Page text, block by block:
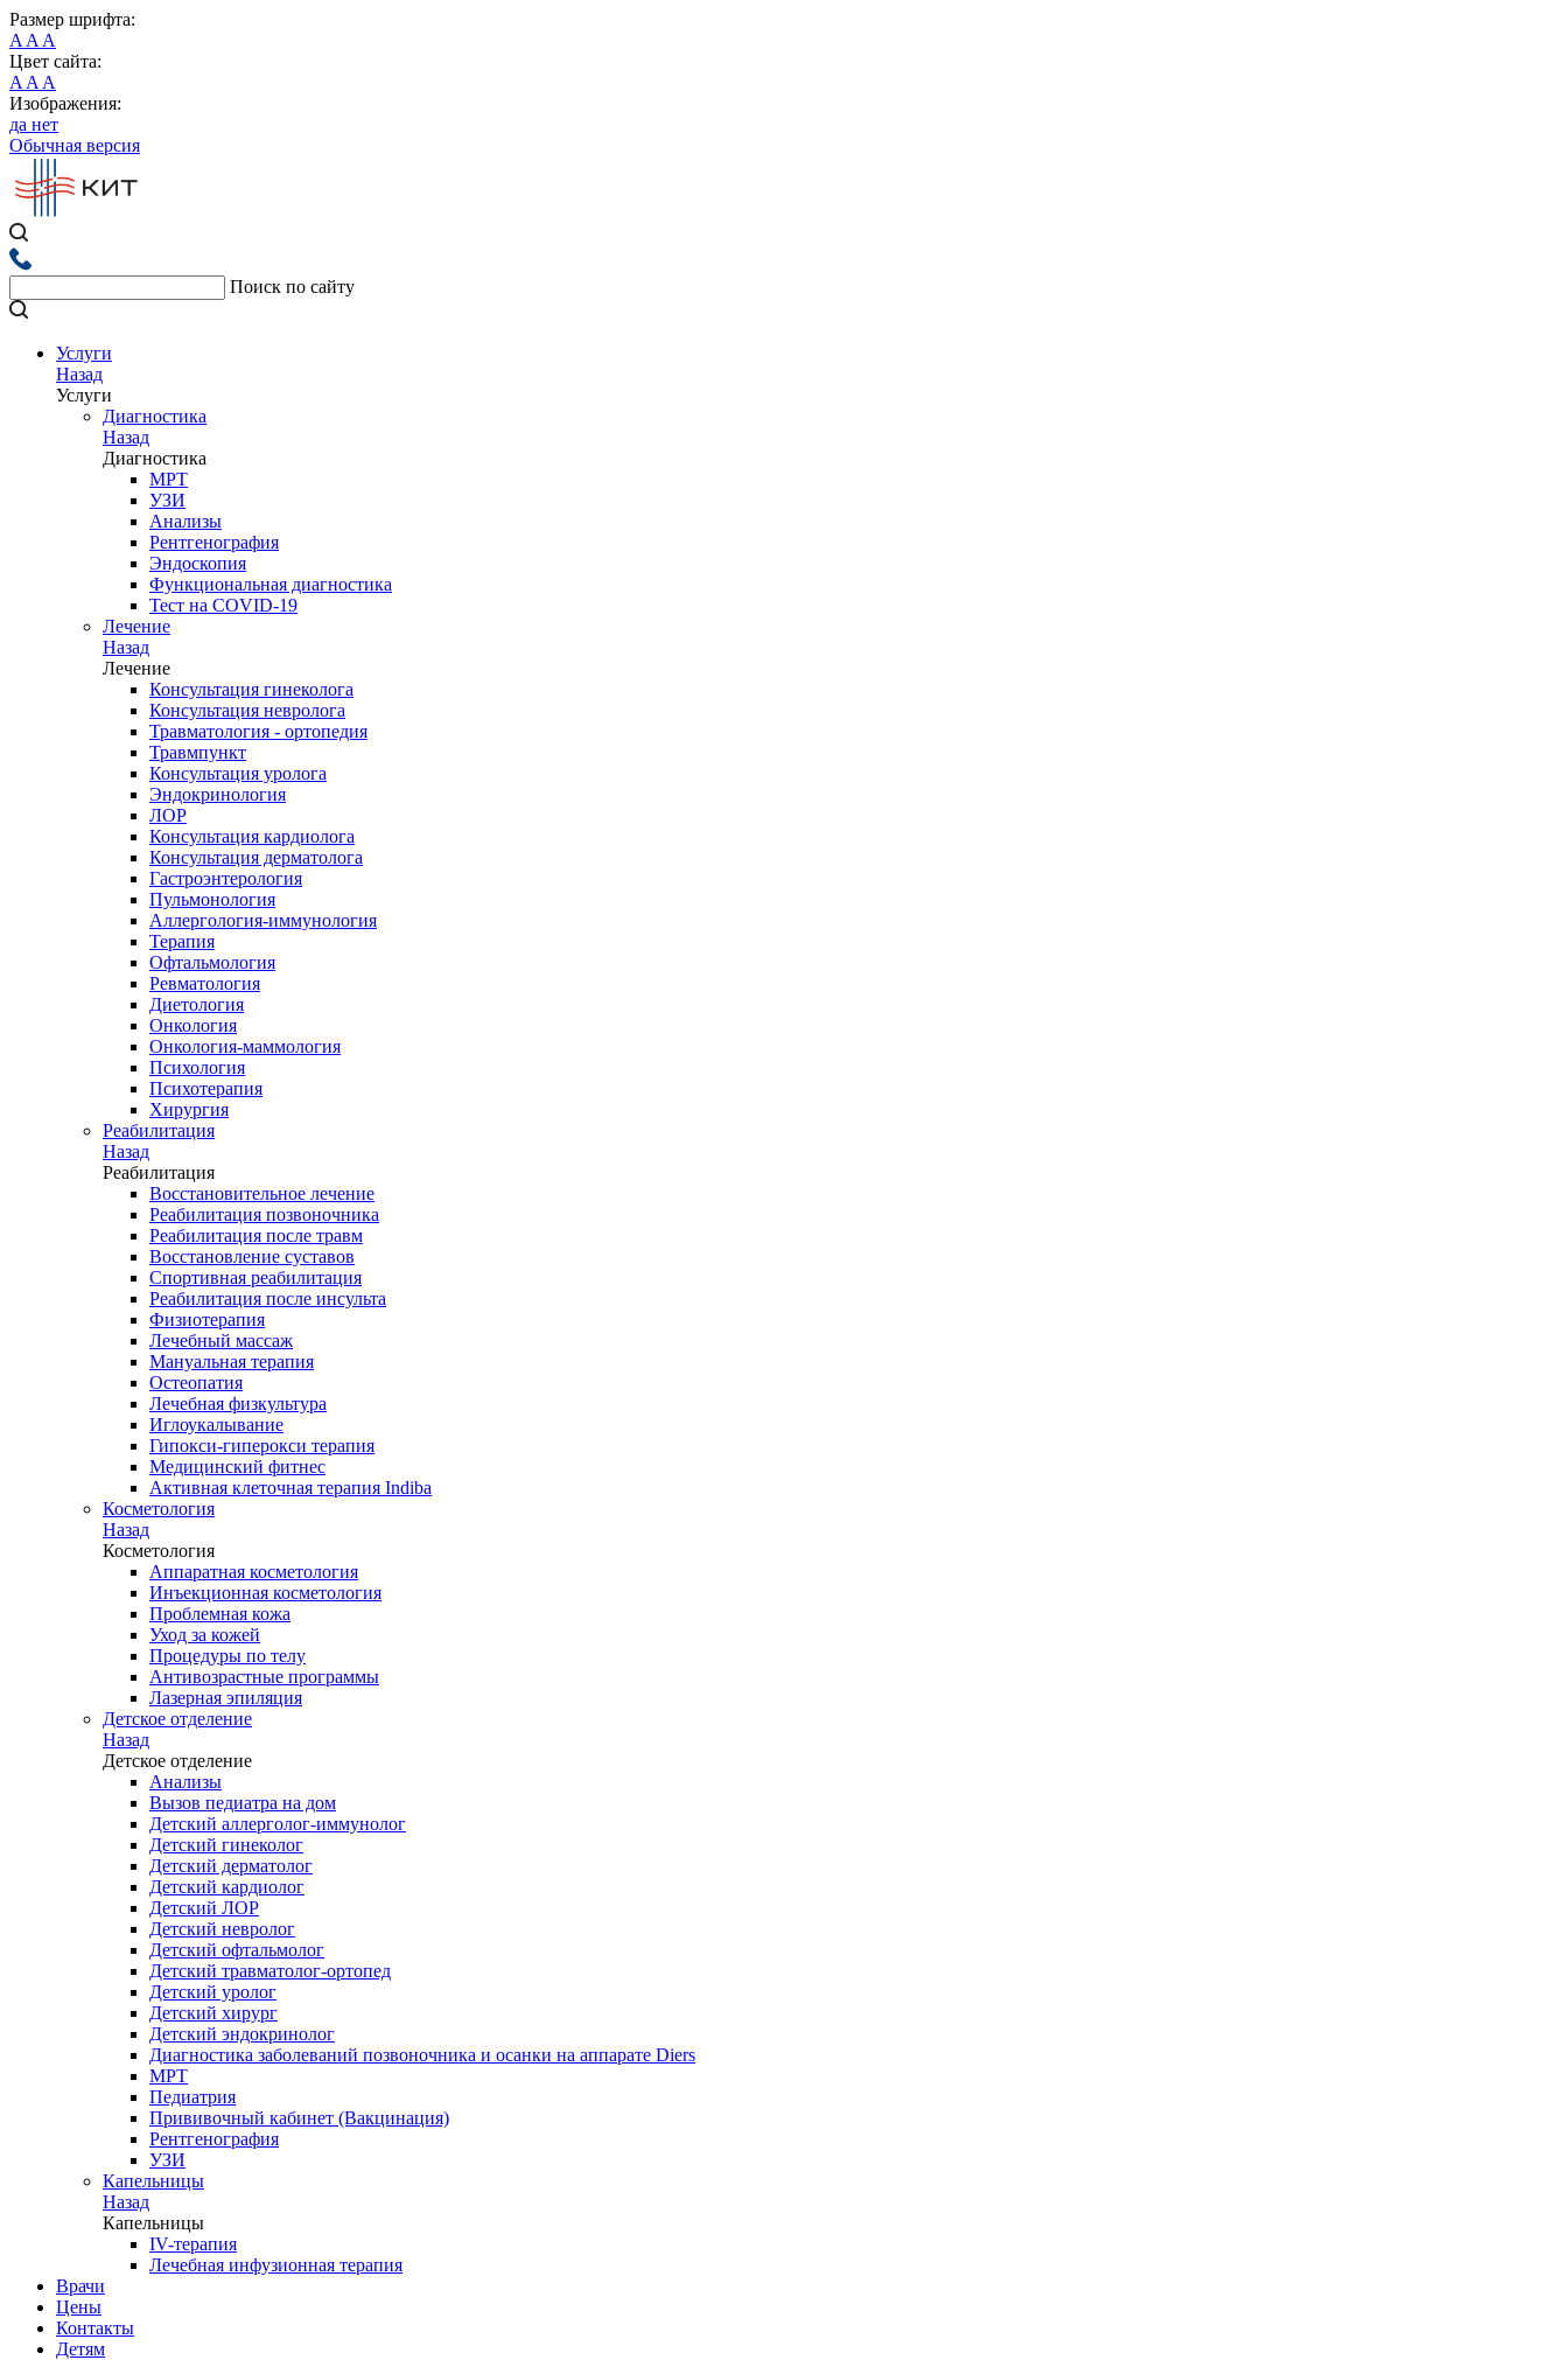
Размер шрифта:
A A A
Цвет сайта:
A A A
Изображения:
да нет
Обычная версия
Поиск по сайту
Услуги
Назад
Услуги
Диагностика
Назад
Диагностика
МРТ
УЗИ
Анализы
Рентгенография
Эндоскопия
Функциональная диагностика
Тест на COVID-19
Лечение
Назад
Лечение
Консультация гинеколога
Консультация невролога
Травматология - ортопедия
Травмпункт
Консультация уролога
Эндокринология
ЛОР
Консультация кардиолога
Консультация дерматолога
Гастроэнтерология
Пульмонология
Аллергология-иммунология
Терапия
Офтальмология
Ревматология
Диетология
Онкология
Онкология-маммология
Психология
Психотерапия
Хирургия
Реабилитация
Назад
Реабилитация
Восстановительное лечение
Реабилитация позвоночника
Реабилитация после травм
Восстановление суставов
Спортивная реабилитация
Реабилитация после инсульта
Физиотерапия
Лечебный массаж
Мануальная терапия
Остеопатия
Лечебная физкультура
Иглоукалывание
Гипокси-гиперокси терапия
Медицинский фитнес
Активная клеточная терапия Indiba
Косметология
Назад
Косметология
Аппаратная косметология
Инъекционная косметология
Проблемная кожа
Уход за кожей
Процедуры по телу
Антивозрастные программы
Лазерная эпиляция
Детское отделение
Назад
Детское отделение
Анализы
Вызов педиатра на дом
Детский аллерголог-иммунолог
Детский гинеколог
Детский дерматолог
Детский кардиолог
Детский ЛОР
Детский невролог
Детский офтальмолог
Детский травматолог-ортопед
Детский уролог
Детский хирург
Детский эндокринолог
Диагностика заболеваний позвоночника и осанки на аппарате Diers
МРТ
Педиатрия
Прививочный кабинет (Вакцинация)
Рентгенография
УЗИ
Капельницы
Назад
Капельницы
IV-терапия
Лечебная инфузионная терапия
Врачи
Цены
Контакты
Детям